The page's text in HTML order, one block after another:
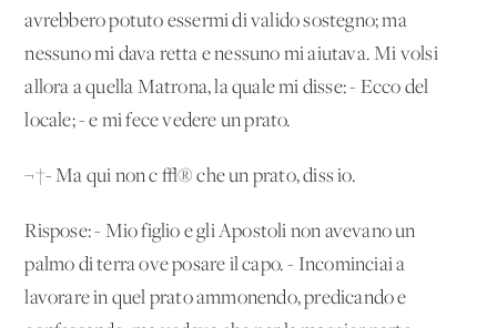
avrebbero potuto essermi di valido sostegno; ma
nessuno mi dava retta e nessuno mi aiutava. Mi volsi
allora a quella Matrona, la quale mi disse: - Ecco del
locale; - e mi fece vedere un prato.
¬†- Ma qui non c'√® che un prato, diss'io.
Rispose: - Mio figlio e gli Apostoli non avevano un
palmo di terra ove posare il capo. - Incominciai a
lavorare in quel prato ammonendo, predicando e